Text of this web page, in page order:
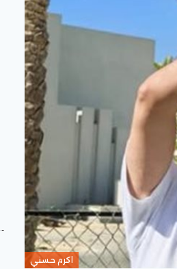
اكرم حسني